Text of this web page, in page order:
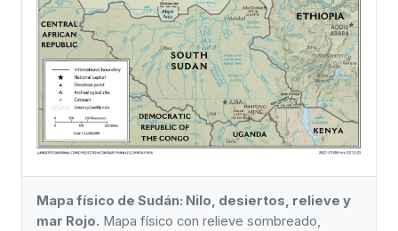
Mapa físico de Sudán: Nilo, desiertos, relieve y
mar Rojo. Mapa físico con relieve sombreado,